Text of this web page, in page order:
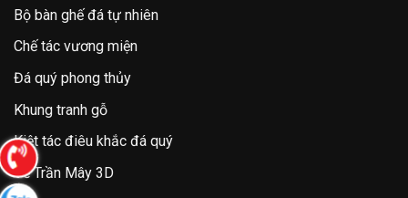
Bộ bàn ghế đá tự nhiên
Chế tác vương miện
Đá quý phong thủy
Khung tranh gỗ
Kiệt tác điêu khắc đá quý
Vẽ Trần Mây 3D